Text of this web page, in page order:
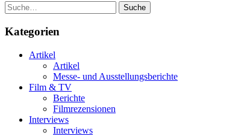
Suche
Kategorien
Artikel
Artikel
Messe- und Ausstellungsberichte
Film & TV
Berichte
Filmrezensionen
Interviews
Interviews